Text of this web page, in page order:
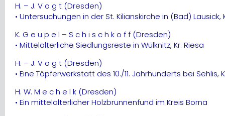
H. – J. V o g t (Dresden)
• Untersuchungen in der St. Kilianskirche in (Bad) Lausick,
K. G e u p e l – S c h i s c h k o f f (Dresden)
• Mittelalterliche Siedlungsreste in Wülknitz, Kr. Riesa
H. – J. V o g t (Dresden)
• Eine Töpferwerkstatt des 10./11. Jahrhunderts bei Sehlis,
H. W. M e c h e l k (Dresden)
• Ein mittelalterlicher Holzbrunnenfund im Kreis Borna